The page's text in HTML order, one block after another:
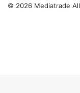
© 2026 Mediatrade